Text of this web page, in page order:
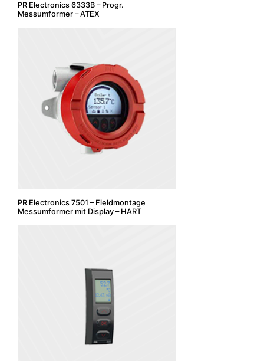
PR Electronics 6333B – Progr.
Messumformer – ATEX
PR Electronics 7501 – Fieldmontage
Messumformer mit Display – HART